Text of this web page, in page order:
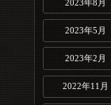
2023年8月
2023年5月
2023年2月
2022年11月